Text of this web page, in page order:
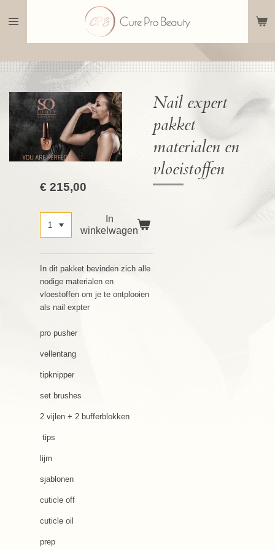
direct
hoofdinhoud
Nail expert
pakket
materialen en
vloeistoffen
€ 215,00
In
winkelwagen
In dit pakket bevinden zich alle
nodige materialen en
vloestoffen om je te ontplooien
als nail expter
pro pusher
vellentang
tipknipper
set brushes
2 vijlen + 2 bufferblokken
tips
lijm
sjablonen
cuticle off
cuticle oil
prep